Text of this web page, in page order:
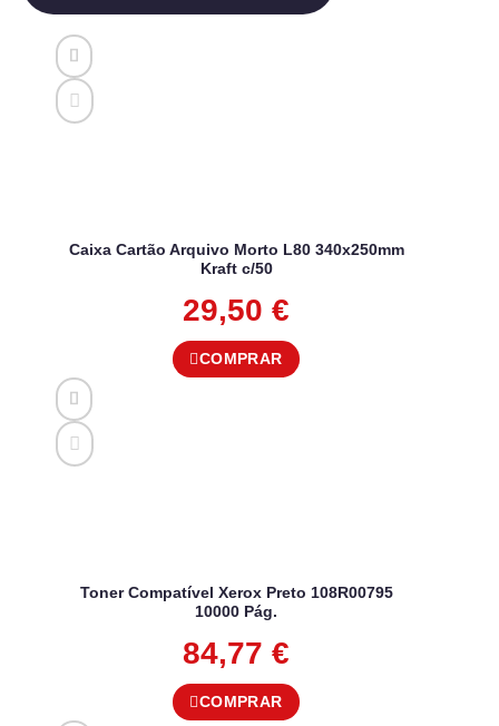
Caixa Cartão Arquivo Morto L80 340x250mm
Kraft c/50
29,50 €
COMPRAR
Toner Compatível Xerox Preto 108R00795
10000 Pág.
84,77 €
COMPRAR